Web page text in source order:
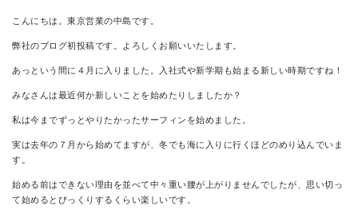
こんにちは。東京営業の中島です。
弊社のブログ初投稿です。よろしくお願いいたします。
あっという間に４月に入りました。入社式や新学期も始まる新しい時期ですね！
みなさんは最近何か新しいことを始めたりしましたか？
私は今までずっとやりたかったサーフィンを始めました。
実は去年の７月から始めてますが、冬でも海に入りに行くほどのめり込んでいま
す。
始める前はできない理由を並べて中々重い腰が上がりませんでしたが、思い切っ
て始めるとびっくりするくらい楽しいです。